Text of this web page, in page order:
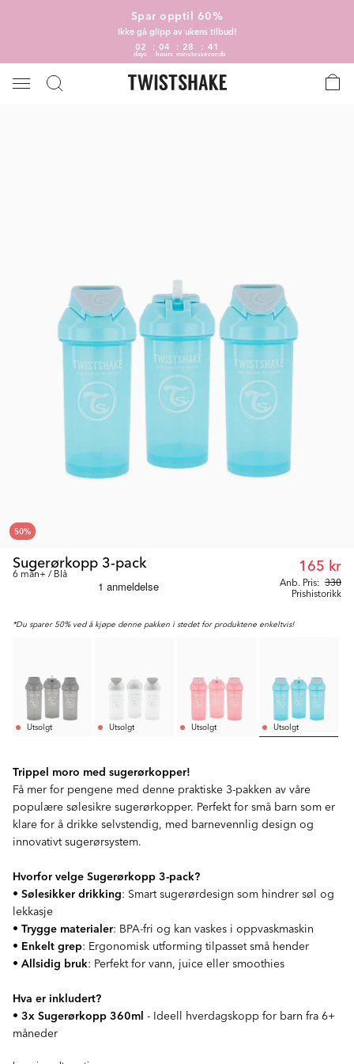
Spar opptil 60%
Ikke gå glipp av ukens tilbud!
02
days
04
hours
28
minutes
41
seconds
50%
Sugerørkopp 3-pack
6 mån+ / Blå
Anb. Pris: 330
165 kr
Prishistorikk
*Du sparer 50% ved å kjøpe denne pakken i stedet for produktene enkeltvis!
Utsolgt Utsolgt Utsolgt Utsolgt
Trippel moro med sugerørkopper!
Få mer for pengene med denne praktiske 3-pakken av våre
populære sølesikre sugerørkopper. Perfekt for små barn som er
klare for å drikke selvstendig, med barnevennlig design og
innovativt sugerørsystem.
Hvorfor velge Sugerørkopp 3-pack?
• Sølesikker drikking: Smart sugerørdesign som hindrer søl og
lekkasje
• Trygge materialer: BPA-fri og kan vaskes i oppvaskmaskin
• Enkelt grep: Ergonomisk utforming tilpasset små hender
• Allsidig bruk: Perfekt for vann, juice eller smoothies
Hva er inkludert?
• 3x Sugerørkopp 360ml - Ideell hverdagskopp for barn fra 6+
måneder